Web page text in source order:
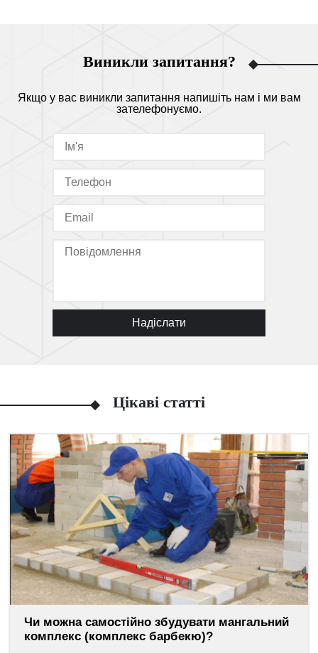
Виникли запитання?
Якщо у вас виникли запитання напишіть нам і ми вам
зателефонуємо.
Надіслати
Цікаві статті
Чи можна самостійно збудувати мангальний
комплекс (комплекс барбекю)?